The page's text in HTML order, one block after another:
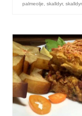
palmeolje skalldyr,